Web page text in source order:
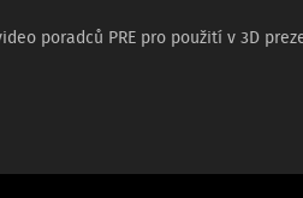
poradců PRE pro použití v 3D